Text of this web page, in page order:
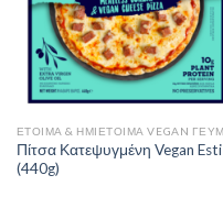
Πίτσα Κατεψυγμένη Vegan Esti
(440g)